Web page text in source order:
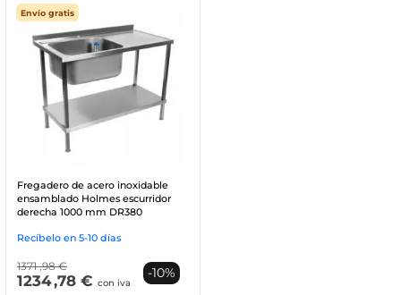
Envío gratis
Fregadero de acero inoxidable
ensamblado Holmes escurridor
derecha 1000 mm DR380
Recíbelo en 5-10 días
1371 ,98 €
1234,78 € con iva
-10%